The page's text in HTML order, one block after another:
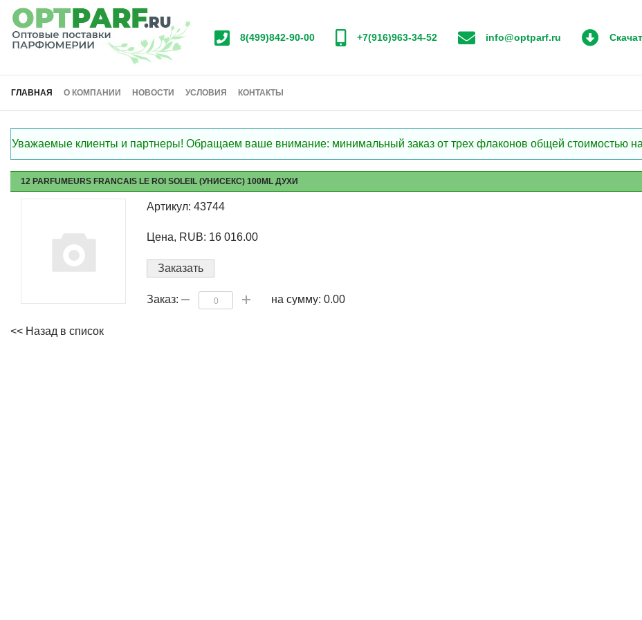
8(499)842-90-00 +7(916)963-34-52 info@optparf.ru
ГЛАВНАЯ О КОМПАНИИ НОВОСТИ УСЛОВИЯ КОНТАКТЫ
Уважаемые клиенты и партнеры! Обращаем ваше внимание: минимальный заказ от трех флаконов общей стоимостью
12 PARFUMEURS FRANCAIS LE ROI SOLEIL (УНИСЕКС) 100ML ДУХИ
Артикул: 43744
Цена, RUB: 16 016.00
Заказать
Заказ: на сумму: 0.00
<< Назад в список